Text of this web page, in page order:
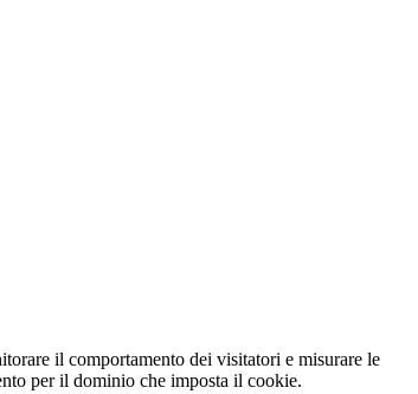
il comportamento dei visitatori e misurare le
per il dominio che imposta il cookie.